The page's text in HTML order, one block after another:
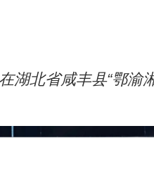
湖北省咸丰县“鄂渝